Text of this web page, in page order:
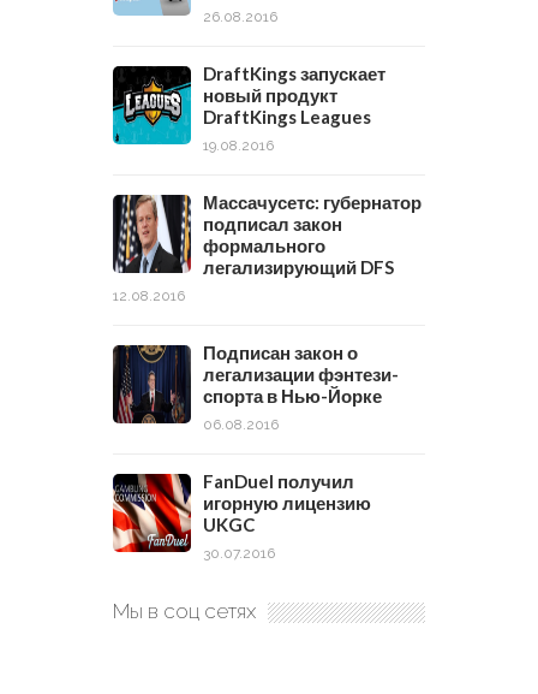
26.08.2016
DraftKings запускает
новый продукт
DraftKings Leagues
19.08.2016
Массачусетс: губернатор
подписал закон
формального
легализирующий DFS
12.08.2016
Подписан закон о
легализации фэнтези-
спорта в Нью-Йорке
06.08.2016
FanDuel получил
игорную лицензию
UKGC
30.07.2016
Мы в соц сетях